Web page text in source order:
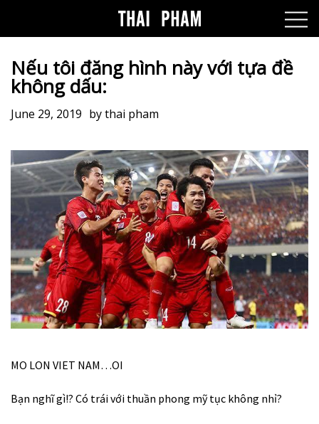
Nếu tôi đăng hình này với tựa đề
không dấu:
June 29, 2019 bythai pham
MO LON VIET NAM…OI
Bạn nghĩ gì!? Có trái với thuần phong mỹ tục không nhỉ?